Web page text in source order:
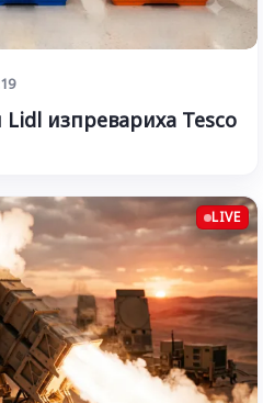
изпревариха Tesco
LIVE